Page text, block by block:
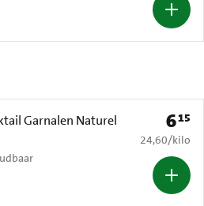
Garnalen Naturel
Prijs:
615
€ 24,60 per
24,60/kilo